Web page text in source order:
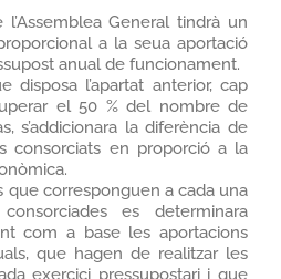
General tindrà un
a la seua aportació
anual de funcionament.
disposa l’apartat anterior, cap
el 50 % del nombre de
s’addicionara la diferència de
consorciats en proporció a la
que corresponguen a cada una
es determinara
com a base les aportacions
que hagen de realitzar les
exercici pressupostari i que